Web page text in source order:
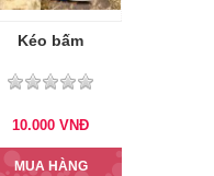
Kéo bấm
10.000 VNĐ
MUA HÀNG